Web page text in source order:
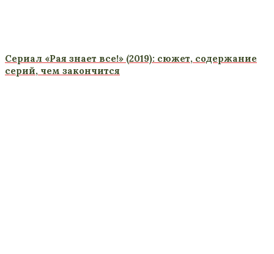
Сериал «Рая знает все!» (2019): сюжет, содержание
серий, чем закончится